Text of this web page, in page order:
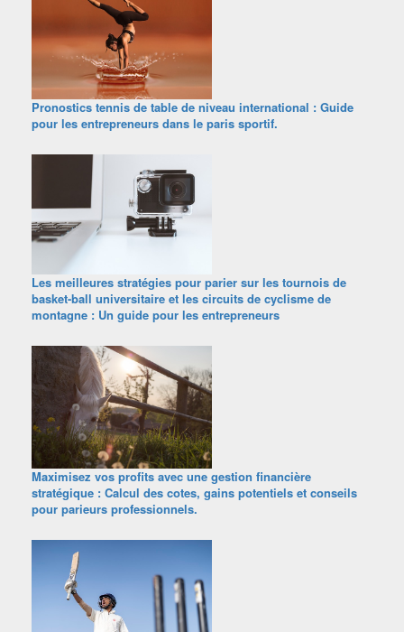
Pronostics tennis de table de niveau international : Guide
pour les entrepreneurs dans le paris sportif.
Les meilleures stratégies pour parier sur les tournois de
basket-ball universitaire et les circuits de cyclisme de
montagne : Un guide pour les entrepreneurs
Maximisez vos profits avec une gestion financière
stratégique : Calcul des cotes, gains potentiels et conseils
pour parieurs professionnels.